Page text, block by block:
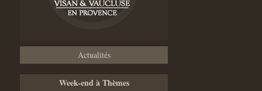
Actualités
Week-end à Thèmes